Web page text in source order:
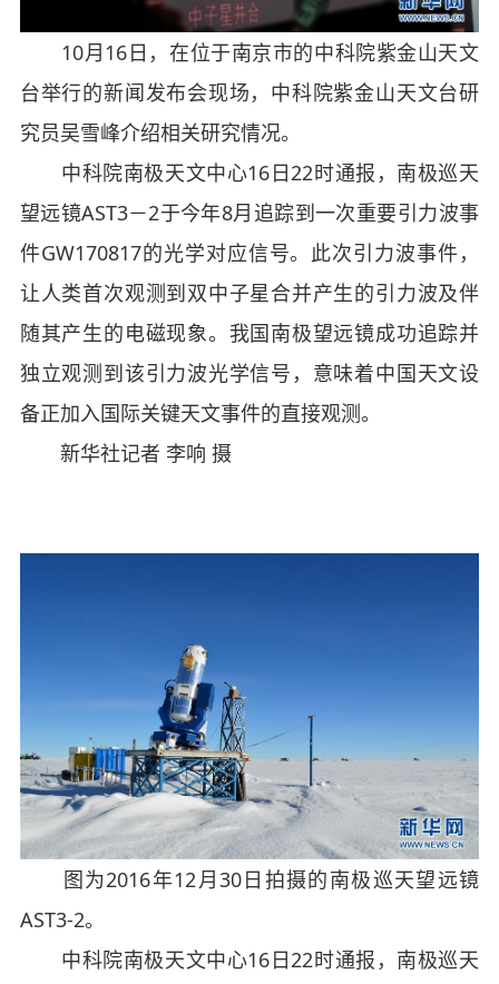
10月16日，在位于南京市的中科院紫金山天文
台举行的新闻发布会现场，中科院紫金山天文台研
究员吴雪峰介绍相关研究情况。
中科院南极天文中心16日22时通报，南极巡天
望远镜AST3－2于今年8月追踪到一次重要引力波事
件GW170817的光学对应信号。此次引力波事件，
让人类首次观测到双中子星合并产生的引力波及伴
随其产生的电磁现象。我国南极望远镜成功追踪并
独立观测到该引力波光学信号，意味着中国天文设
备正加入国际关键天文事件的直接观测。
新华社记者 李响 摄
图为2016年12月30日拍摄的南极巡天望远镜
AST3-2。
中科院南极天文中心16日22时通报，南极巡天